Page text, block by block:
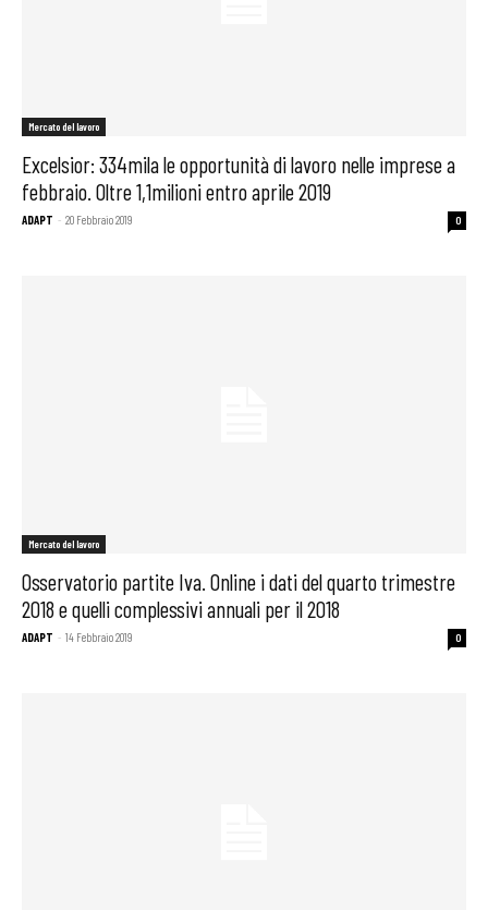
Mercato del lavoro
Excelsior: 334mila le opportunità di lavoro nelle imprese a
febbraio. Oltre 1,1milioni entro aprile 2019
ADAPT - 20 Febbraio 2019 0
Mercato del lavoro
Osservatorio partite Iva. Online i dati del quarto trimestre
2018 e quelli complessivi annuali per il 2018
ADAPT - 14 Febbraio 2019 0